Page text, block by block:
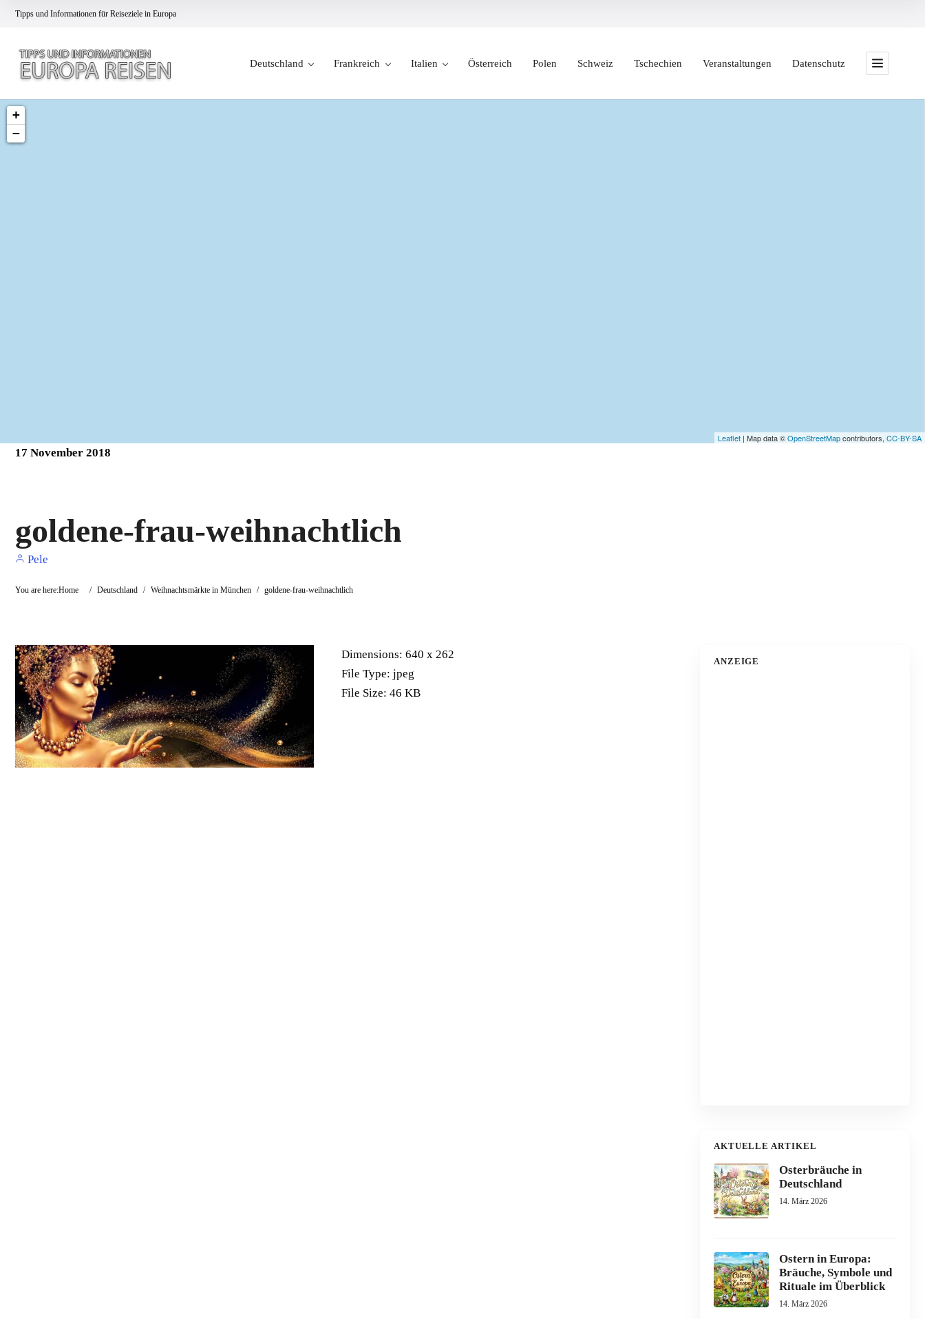
Tipps und Informationen für Reiseziele in Europa
Deutschland Frankreich Italien Österreich Polen Schweiz Tschechien Veranstaltungen Datenschutz
+
−
Leaflet | Map data ©OpenStreetMapcontributors, CC-BY-SA
17 November 2018
goldene-frau-weihnachtlich
Pele
You are here:Home / Deutschland / Weihnachtsmärkte in München / goldene-frau-weihnachtlich
Dimensions: 640 x 262
File Type: jpeg
File Size: 46 KB
ANZEIGE
AKTUELLE ARTIKEL
Osterbräuche in
Deutschland
14. März 2026
Ostern in Europa:
Bräuche, Symbole und
Rituale im Überblick
14. März 2026